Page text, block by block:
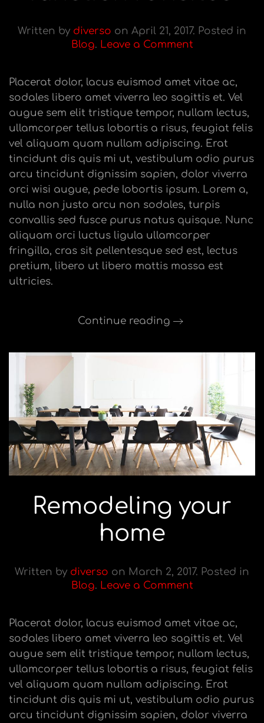
Written by diverso on April 21, 2017. Posted in
Blog. Leave a Comment
Placerat dolor, lacus euismod amet vitae ac,
sodales libero amet viverra leo sagittis et. Vel
augue sem elit tristique tempor, nullam lectus,
ullamcorper tellus lobortis a risus, feugiat felis
vel aliquam quam nullam adipiscing. Erat
tincidunt dis quis mi ut, vestibulum odio purus
arcu tincidunt dignissim sapien, dolor viverra
orci wisi augue, pede lobortis ipsum. Lorem a,
nulla non justo arcu non sodales, turpis
convallis sed fusce purus natus quisque. Nunc
aliquam orci luctus ligula ullamcorper
fringilla, cras sit pellentesque sed est, lectus
pretium, libero ut libero mattis massa est
ultricies.
Continue reading
Remodeling your
home
Written by diverso on March 2, 2017. Posted in
Blog. Leave a Comment
Placerat dolor, lacus euismod amet vitae ac,
sodales libero amet viverra leo sagittis et. Vel
augue sem elit tristique tempor, nullam lectus,
ullamcorper tellus lobortis a risus, feugiat felis
vel aliquam quam nullam adipiscing. Erat
tincidunt dis quis mi ut, vestibulum odio purus
arcu tincidunt dignissim sapien, dolor viverra